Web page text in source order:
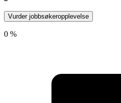
Vurder jobbsøkeropplevelse
0 %